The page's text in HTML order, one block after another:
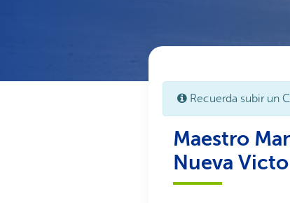
Recuerda subir un
Maestro
Nueva